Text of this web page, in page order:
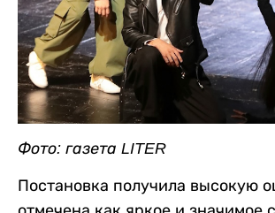
Фото: газета LITER
Постановка получила высокую